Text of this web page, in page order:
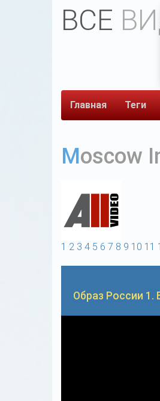
ВСЕ
Главная Теги
1 2 3 4 5 6 7 8 9 10 11
Образ России 1.